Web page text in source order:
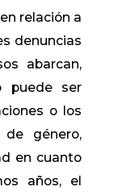
relación a
denuncias
abarcan,
puede ser
o los
de género,
en cuanto
años, el